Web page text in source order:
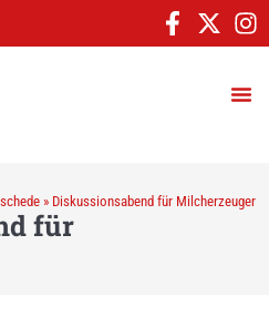
» Diskussionsabend für Milcherzeuger
für